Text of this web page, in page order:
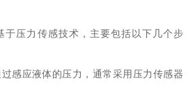
于压力传感技术，主要包括以下几个步
感应液体的压力，通常采用压力传感器